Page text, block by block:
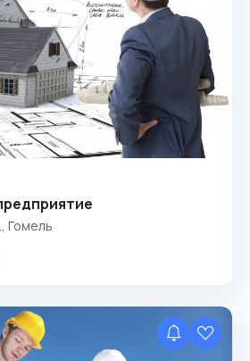
Гомель